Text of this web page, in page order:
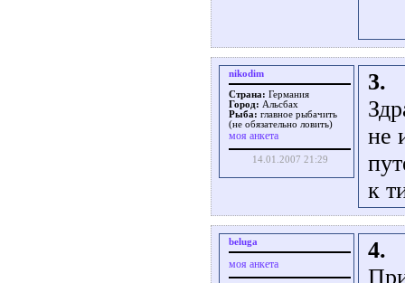
nikodim
Страна: Германия
Город: Альсбах
Рыба: главное рыбачить
(не обязательно ловить)
моя анкета
14.01.2007 21:29
3.
не
к
beluga
моя анкета
4.